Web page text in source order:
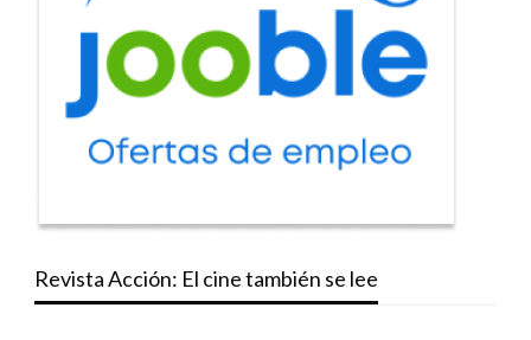
Revista Acción: El cine también se lee